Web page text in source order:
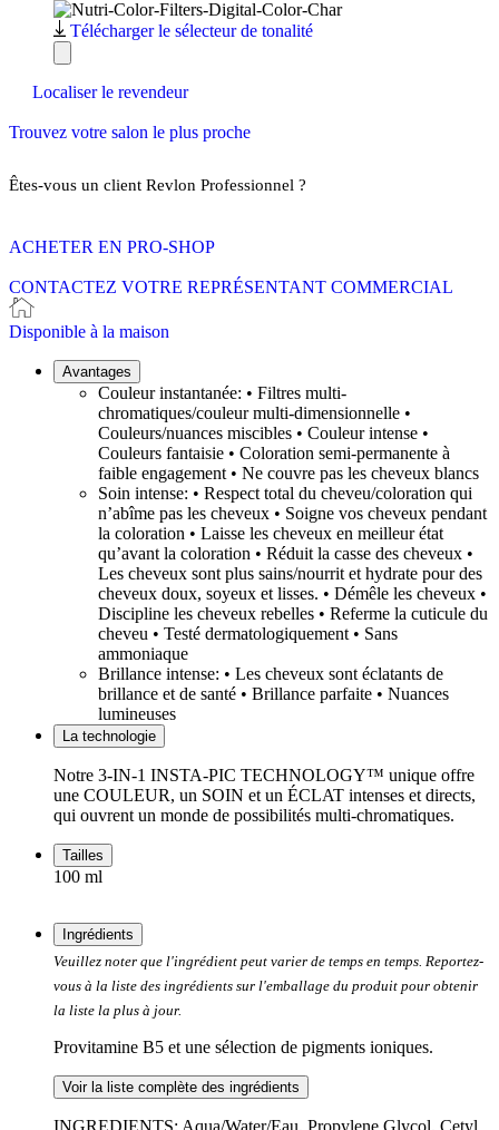
Télécharger le sélecteur de tonalité
Localiser le revendeur
Trouvez votre salon le plus proche
Êtes-vous un client Revlon Professionnel ?
ACHETER EN PRO-SHOP
CONTACTEZ VOTRE REPRÉSENTANT COMMERCIAL
Disponible à la maison
Avantages
Couleur instantanée: • Filtres multi-
chromatiques/couleur multi-dimensionnelle •
Couleurs/nuances miscibles • Couleur intense •
Couleurs fantaisie • Coloration semi-permanente à
faible engagement • Ne couvre pas les cheveux blancs
Soin intense: • Respect total du cheveu/coloration qui
n’abîme pas les cheveux • Soigne vos cheveux pendant
la coloration • Laisse les cheveux en meilleur état
qu’avant la coloration • Réduit la casse des cheveux •
Les cheveux sont plus sains/nourrit et hydrate pour des
cheveux doux, soyeux et lisses. • Démêle les cheveux •
Discipline les cheveux rebelles • Referme la cuticule du
cheveu • Testé dermatologiquement • Sans
ammoniaque
Brillance intense: • Les cheveux sont éclatants de
brillance et de santé • Brillance parfaite • Nuances
lumineuses
La technologie
Notre 3-IN-1 INSTA-PIC TECHNOLOGY™ unique offre
une COULEUR, un SOIN et un ÉCLAT intenses et directs,
qui ouvrent un monde de possibilités multi-chromatiques.
Tailles
100 ml
Ingrédients
Veuillez noter que l'ingrédient peut varier de temps en temps. Reportez-
vous à la liste des ingrédients sur l'emballage du produit pour obtenir
la liste la plus à jour.
Provitamine B5 et une sélection de pigments ioniques.
Voir la liste complète des ingrédients